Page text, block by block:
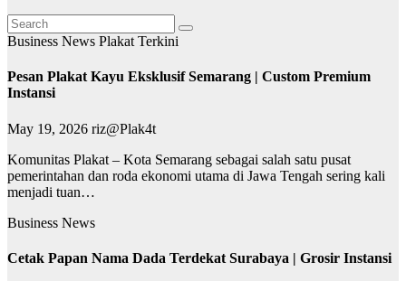
Business News Plakat Terkini
Pesan Plakat Kayu Eksklusif Semarang | Custom Premium
Instansi
May 19, 2026 riz@Plak4t
Komunitas Plakat – Kota Semarang sebagai salah satu pusat
pemerintahan dan roda ekonomi utama di Jawa Tengah sering kali
menjadi tuan…
Business News
Cetak Papan Nama Dada Terdekat Surabaya | Grosir Instansi